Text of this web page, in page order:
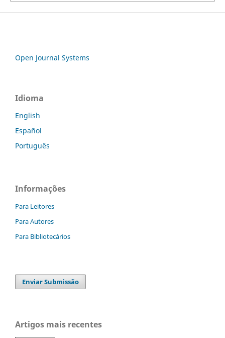
Open Journal Systems
Idioma
English
Español
Português
Informações
Para Leitores
Para Autores
Para Bibliotecários
Enviar Submissão
Artigos mais recentes